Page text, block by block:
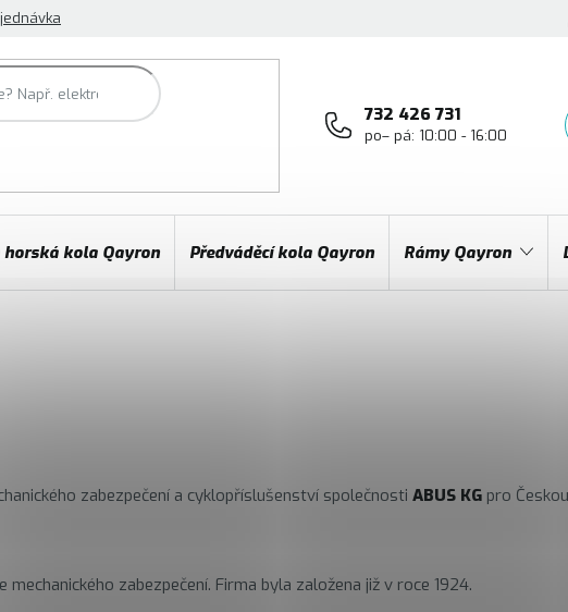
732 426 731
po– pá: 10:00 - 16:00
horská kola Qayron Předváděcí kola Qayron Rámy Qayron
zabezpečení a cyklopříslušenství společnosti ABUS KG pro
zabezpečení. Firma byla založena již v roce 1924.